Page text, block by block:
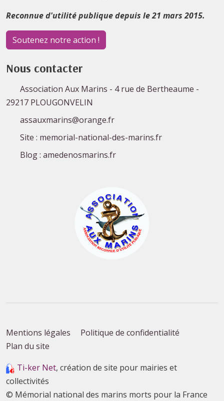
Reconnue d'utilité publique depuis le 21 mars 2015.
Soutenez notre action !
Nous contacter
Association Aux Marins - 4 rue de Bertheaume -
29217 PLOUGONVELIN
assauxmarins@orange.fr
Site : memorial-national-des-marins.fr
Blog : amedenosmarins.fr
Mentions légales
Politique de confidentialité
Plan du site
Ti-ker Net, création de site pour mairies et
collectivités
© Mémorial national des marins morts pour la France